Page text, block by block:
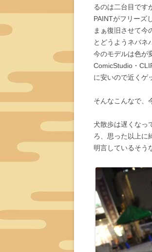
るのは二台目です
PAINTがフリーズ
まぁ復旧させて今
とどうようネバネ
今のモデルは色が
ComicStudio・
に安いので近くゲ
そんなこんなで、
犬散歩は遅くなっ
ろ、思った以上に
明言しているそう